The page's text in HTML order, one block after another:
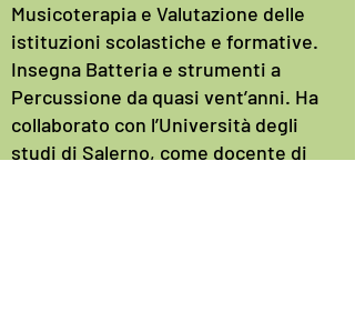
Musicoterapia e Valutazione delle
istituzioni scolastiche e formative.
Insegna Batteria e strumenti a
Percussione da quasi vent’anni. Ha
collaborato con l’Università degli
studi di Salerno, come docente di